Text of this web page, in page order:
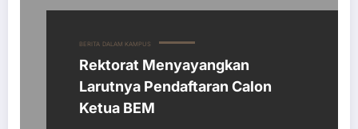
BERITA DALAM KAMPUS
Rektorat Menyayangkan
Larutnya Pendaftaran Calon
Ketua BEM